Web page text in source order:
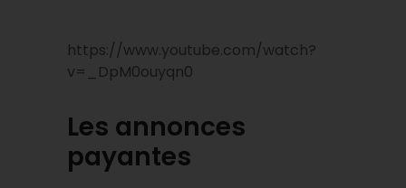
https://www.youtube.com/watch?
v=_DpM0ouyqn0
Les annonces
payantes